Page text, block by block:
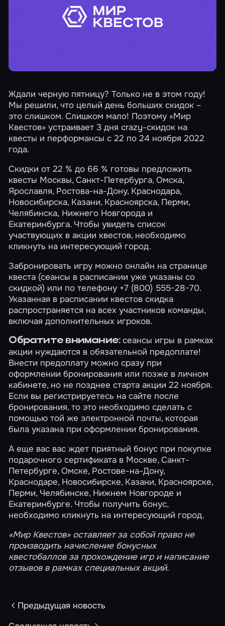
Ждали черную пятницу? Только не в этом году!
Мы решили, что целый день больших скидок –
это слишком. Слишком мало! Поэтому «Мир
Квестов» устраивает3 дня crazy-скидок на
квесты и перформансы с 22 по 24 ноября 2022
года.
Скидки от 22 % до 66 % готовы предложить
квесты Москвы,Санкт-Петербурга,Омска,
Ярославля, Ростова-на-Дону, Краснодара,
Новосибирска, Казани, Красноярска, Перми,
Челябинска, Нижнего Новгорода и
Екатеринбурга. Чтобы увидеть список
участвующих в акции квестов, необходимо
кликнуть на интересующий город.
Забронировать игру можно онлайн на странице
квеста (сеансы в расписании уже указаны со
скидкой) или по телефону +7 (800) 555-28-70.
Указанная в расписании квестов скидка
распространяется на всех участников команды,
включая дополнительных игроков.
Обратите внимание:сеансы игры в рамках
акции нуждаются в обязательной предоплате!
Внести предоплату можно сразу при
оформлении бронирования или позже вличном
кабинете, но не позднее старта акции 22 ноября.
Если вы регистрируетесь на сайте после
бронирования, то это необходимо сделать с
помощьютой же электронной почты, которая
была указана при оформлении бронирования.
А еще вас вас ждет приятный бонус при покупке
подарочного сертификата в Москве,Санкт-
Петербурге,Омске, Ростове-на-Дону,
Краснодаре, Новосибирске, Казани, Красноярске,
Перми, Челябинске, Нижнем Новгороде и
Екатеринбурге. Чтобы получить бонус,
необходимо кликнуть на интересующий город.
«Мир Квестов» оставляет за собой право не
производить начисление бонусных
квестобалловза прохождение игр и написание
отзывов в рамках специальных акций.
Предыдущая новость